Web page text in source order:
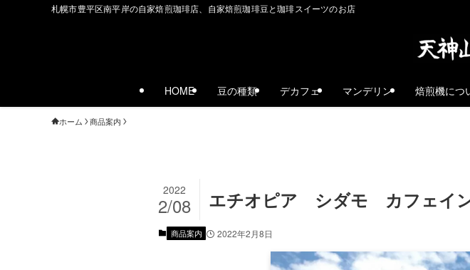
札幌市豊平区南平岸の自家焙煎珈琲店、自家焙煎珈琲豆と珈琲スイーツのお店
HOME 豆の種類 デカフェ マンデリン 焙煎機につ
ホーム 商品案内
エチオピア シダモ カフェイ
2022
2/08
商品案内 2022年2月8日